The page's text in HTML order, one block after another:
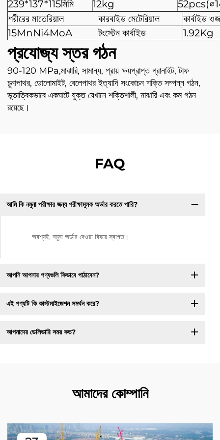
239*137*115মিমি
12kg
শরীরের মাতেরিয়াল
কারবাইড মেটেরিয়াল
কার্বাইড
15MnNi4MoA
টংস্টেন কার্বাইড 1.92Kg
প্রযোজ্য স্তর গঠন
90-120 MPa,মাঝারি, সামান্য, প্রায় ক্ষয়প্রাপ্ত গ্রানাইট, টাফ
চুনাপাথর, ডোলোমাইট, বেলেপাথর ইত্যাদি সংকোচন শক্তি সম্পন্ন গঠন,
ভূতাত্বিকভাবে একঘাটে যুক্ত যেখানে শক্তিশালী, মাঝারি এবং কম গঠন
রয়েছে।
FAQ
আমি কি নমুনা পরীক্ষার জন্য পরীক্ষামূলক অর্ডার করতে পারি?
অবশ্যই, নমুনা অর্ডার দেওয়া বিষয়ে স্বাগত।
আপনি আপনার পণ্যগুলি কিভাবে পাঠাবেন?
এই পণ্যটি কি কাস্টমাইজেশন সমর্থন করে?
আপনাদের ডেলিভারি সময় কত?
আমাদের কোম্পানি